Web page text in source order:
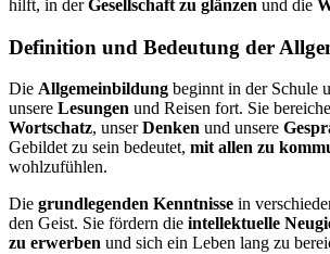
hilft, in derGesellschaft zu glänzen und die
Definition und Bedeutung der
Die Allgemeinbildung beginnt in der Schule
unsere Lesungen und Reisen fort. Sie
Wortschatz, unserDenken und unsere
Gebildet zu sein bedeutet, mit allen zu
wohlzufühlen.
Die grundlegenden Kenntnisse in
den Geist. Sie fördern die intellektuelle
zu erwerben und sich ein Leben lang zu